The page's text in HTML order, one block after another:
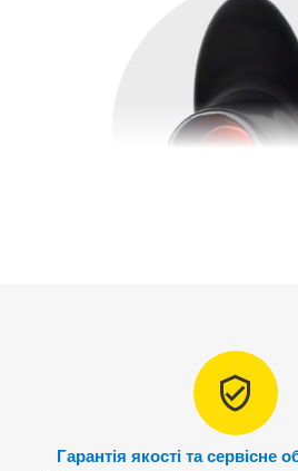
Гарантія якості та сервісне